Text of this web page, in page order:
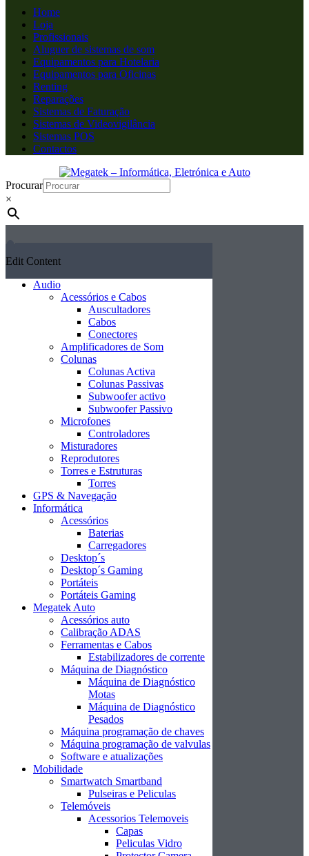
Home
Loja
Profissionais
Aluguer de sistemas de som
Equipamentos para Hotelaria
Equipamentos para Oficinas
Renting
Reparações
Sistemas de Faturação
Sistemas de Videovigilância
Sistemas POS
Contactos
Procurar
×
Edit Content
Audio
Acessórios e Cabos
Auscultadores
Cabos
Conectores
Amplificadores de Som
Colunas
Colunas Activa
Colunas Passivas
Subwoofer activo
Subwoofer Passivo
Microfones
Controladores
Misturadores
Reprodutores
Torres e Estruturas
Torres
GPS & Navegação
Informática
Acessórios
Baterias
Carregadores
Desktop´s
Desktop´s Gaming
Portáteis
Portáteis Gaming
Megatek Auto
Acessórios auto
Calibração ADAS
Ferramentas e Cabos
Estabilizadores de corrente
Máquina de Diagnóstico
Máquina de Diagnóstico
Motas
Máquina de Diagnóstico
Pesados
Máquina programação de chaves
Máquina programação de valvulas
Software e atualizações
Mobilidade
Smartwatch Smartband
Pulseiras e Peliculas
Telemóveis
Acessorios Telemoveis
Capas
Peliculas Vidro